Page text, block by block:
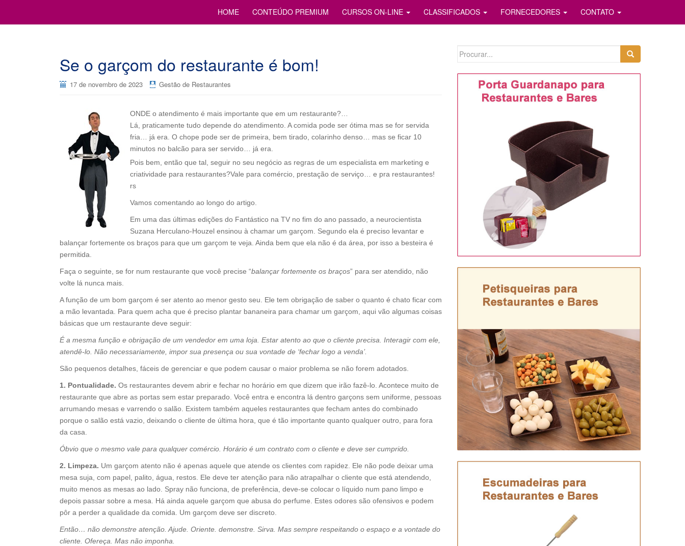
GESTÃO DE RESTAURANTES
HOME CONTEÚDO PREMIUM CURSOS ON-LINE CLASSIFICADOS FORNECEDORES CONTATO
Se o garçom do restaurante é bom!
17 de novembro de 2023 Gestão de Restaurantes
ONDE o atendimento é mais importante que em um restaurante?…
Lá, praticamente tudo depende do atendimento. A comida pode ser ótima mas se for servida
fria… já era. O chope pode ser de primeira, bem tirado, colarinho denso… mas se ficar 10
minutos no balcão para ser servido… já era.
Pois bem, então que tal, seguir no seu negócio as regras de um especialista em marketing e
criatividade para restaurantes?Vale para comércio, prestação de serviço… e pra restaurantes!
rs
Vamos comentando ao longo do artigo.
Em uma das últimas edições do Fantástico na TV no fim do ano passado, a neurocientista
Suzana Herculano-Houzel ensinou à chamar um garçom. Segundo ela é preciso levantar e
balançar fortemente os braços para que um garçom te veja. Ainda bem que ela não é da área, por isso a besteira é
permitida.
Faça o seguinte, se for num restaurante que você precise “balançar fortemente os braços” para ser atendido, não
volte lá nunca mais.
A função de um bom garçom é ser atento ao menor gesto seu. Ele tem obrigação de saber o quanto é chato ficar com
a mão levantada. Para quem acha que é preciso plantar bananeira para chamar um garçom, aqui vão algumas coisas
básicas que um restaurante deve seguir:
É a mesma função e obrigação de um vendedor em uma loja. Estar atento ao que o cliente precisa. Interagir com ele,
atendê-lo. Não necessariamente, impor sua presença ou sua vontade de ‘fechar logo a venda’.
São pequenos detalhes, fáceis de gerenciar e que podem causar o maior problema se não forem adotados.
1. Pontualidade. Os restaurantes devem abrir e fechar no horário em que dizem que irão fazê-lo. Acontece muito de
restaurante que abre as portas sem estar preparado. Você entra e encontra lá dentro garçons sem uniforme, pessoas
arrumando mesas e varrendo o salão. Existem também aqueles restaurantes que fecham antes do combinado
porque o salão está vazio, deixando o cliente de última hora, que é tão importante quanto qualquer outro, para fora
da casa.
Óbvio que o mesmo vale para qualquer comércio. Horário é um contrato com o cliente e deve ser cumprido.
2. Limpeza. Um garçom atento não é apenas aquele que atende os clientes com rapidez. Ele não pode deixar uma
mesa suja, com papel, palito, água, restos. Ele deve ter atenção para não atrapalhar o cliente que está atendendo,
muito menos as mesas ao lado. Spray não funciona, de preferência, deve-se colocar o líquido num pano limpo e
depois passar sobre a mesa. Há ainda aquele garçom que abusa do perfume. Estes odores são ofensivos e podem
pôr a perder a qualidade da comida. Um garçom deve ser discreto.
Então… não demonstre atenção. Ajude. Oriente. demonstre. Sirva. Mas sempre respeitando o espaço e a vontade do
cliente. Ofereça. Mas não imponha.
Search